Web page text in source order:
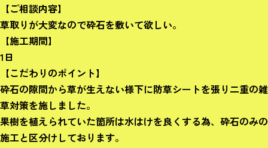
【ご相談内容】
草取りが大変なので砕石を敷いて欲しい。
【施工期間】
1日
【こだわりのポイント】
砕石の隙間から草が生えない様下に防草シートを張り二重の雑
草対策を施しました。
果樹を植えられていた箇所は水はけを良くする為、砕石のみの
施工と区分けしております。